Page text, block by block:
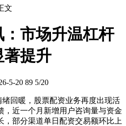
文
市场升温杠杆
著提升
5-20 89 5/20
回暖，股票配资业务再度出现活
，近一个月新增用户咨询量与资金
，部分渠道单日配资交易额环比上